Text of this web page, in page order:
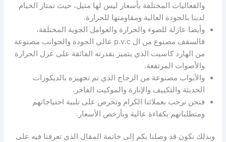
والفعاليات المختلفة بأسعار ليس لها مثيل، حيث تمتاز الخيام
لدينا بالجودة العالية ومقاومتها للحرارة.
وأيضا عازلة للضوء والحرارة والعوامل الجوية المختلفة،
فالسقف مصنوع من ال p.v.c عالي الجودة والجوانب مصنوعة
من الهارد كاسيت الذي يتميز بقدرته الفائقة على عزل الحرارة
والأصوات المرتفعة.
والأبواب مصنوعة من الزجاج الذي تم تجهيزه بالديكورات
الحديثة والتكييف والإنارة والموكيت الفاخر.
فنحن نرحب بعملائنا الكرام وتحرص على تلبية احتياجاتهم
ومتطلباتهم بكفاءة عالية وبأرخص الأسعار.
وبذلك نكون قد وصلنا بكم إلى خاتمة المقال الذي تعرفنا فيه على